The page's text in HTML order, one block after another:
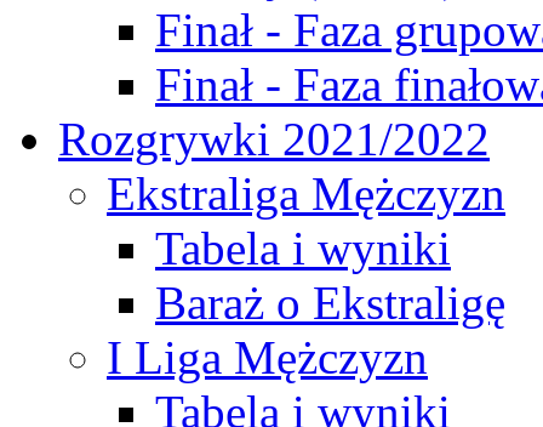
Finał - Faza
Finał - Faza
Rozgrywki 2021/2022
Ekstraliga Mężczyzn
Tabela i wyniki
Baraż o Ekstraligę
I Liga Mężczyzn
Tabela i wyniki